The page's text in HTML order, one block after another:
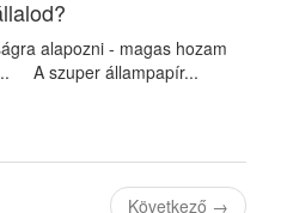
alapozni - magas hozam
A szuper állampapír...
Következő →